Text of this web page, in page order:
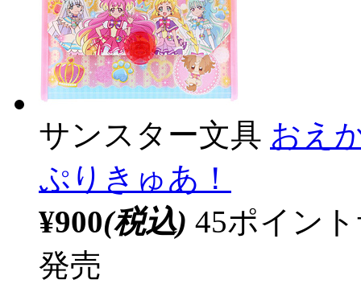
サンスター文具 おえ
ぷりきゅあ！
¥900(税込) 45ポイン
発売